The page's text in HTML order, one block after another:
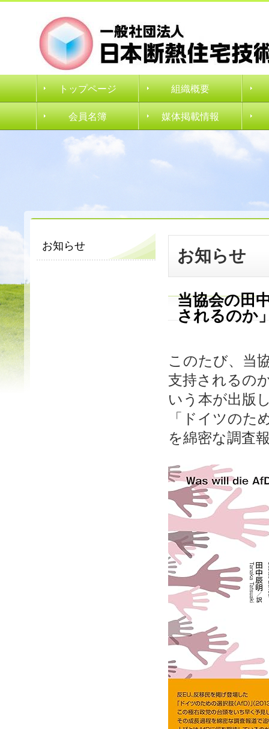
トップページ 組織概要
会員名簿 媒体掲載情報
お知らせ
お知らせ
当協会の田
されるのか
このたび、当
支持されるの
いう本が出版
「ドイツのた
を綿密な調査